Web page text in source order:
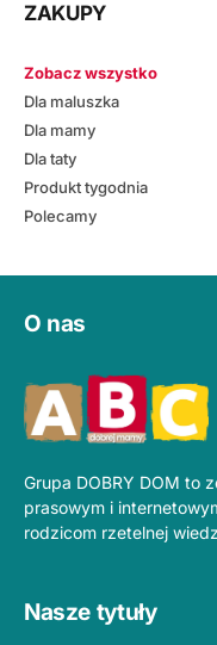
ZAKUPY
Zobacz wszystko
Dla maluszka
Dla mamy
Dla taty
Produkt tygodnia
Polecamy
O nas
Grupa DOBRY DOM to
prasowym i
rodzicom rzetelnej
Nasze tytuły